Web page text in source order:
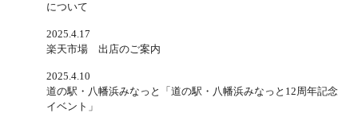
について
2025.4.17
楽天市場 出店のご案内
2025.4.10
道の駅・八幡浜みなっと「道の駅・八幡浜みなっと12周年記念
イベント」